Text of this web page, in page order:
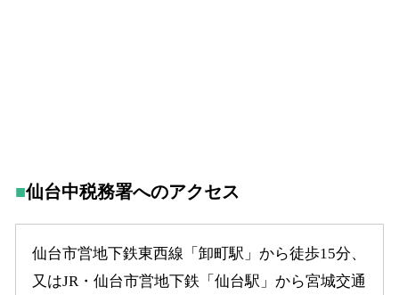
仙台中税務署へのアクセス
仙台市営地下鉄東西線「卸町駅」から徒歩15分、
又はJR・仙台市営地下鉄「仙台駅」から宮城交通